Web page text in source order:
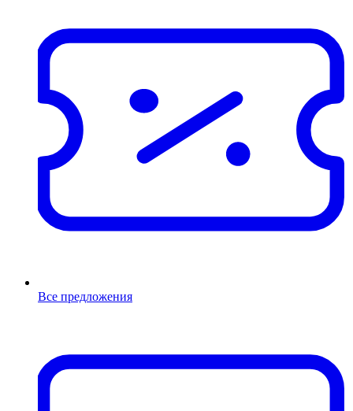
Все предложения